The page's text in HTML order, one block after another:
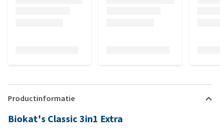
Productinformatie
Biokat's Classic 3in1 Extra